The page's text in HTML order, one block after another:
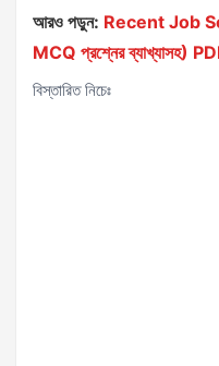
আরও পড়ুন: Recent Job
MCQ প্রশ্নের ব্যাখ্যাসহ)
বিস্তারিত নিচেঃ